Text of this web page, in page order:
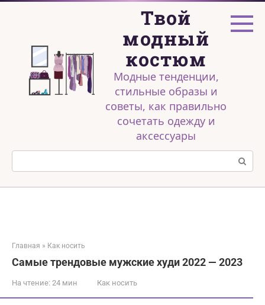
Перейти
Твой
модный
костюм
Модные тенденции,
стильные образы и
советы, как правильно
сочетать одежду и
аксессуары
Поиск:
Главная » Как носить
Самые трендовые мужские худи 2022 — 2023
На чтение: 24 мин Как носить